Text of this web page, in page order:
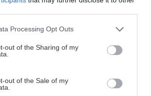
this website/app uses one or more Google
visit or usage behaviour. You may click to
to Google and its third-party tags to
below specified purposes in below Google
Processing Opt Outs
out of the Sharing of my
out of the Sale of my
stojana v tvare kosti si na
jednoduchú maketu.
či sadnú. Maketu dvakrát